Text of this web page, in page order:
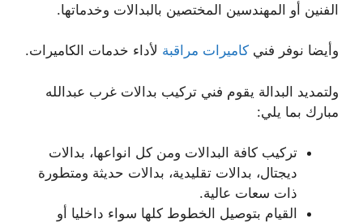
الفنين أو المهندسين المختصين بالبدالات وخدماتها.
وأيضا نوفر فني كاميرات مراقبة لأداء خدمات الكاميرات.
ولتمديد البدالة يقوم فني تركيب بدالات غرب عبدالله
مبارك بما يلي:
تركيب كافة البدالات ومن كل انواعها، بدالات
ديجتال، بدالات تقليدية، بدالات حديثة ومتطورة
ذات سعات عالية.
القيام بتوصيل الخطوط كلها سواء داخليا أو